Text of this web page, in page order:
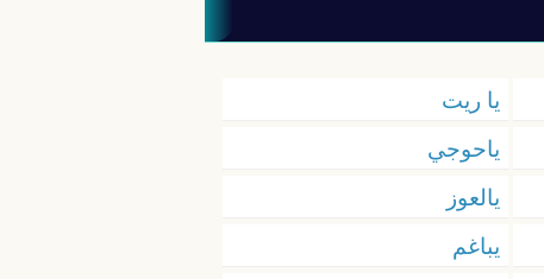
يا ريت
ياحوجي
يالعوز
يباغم